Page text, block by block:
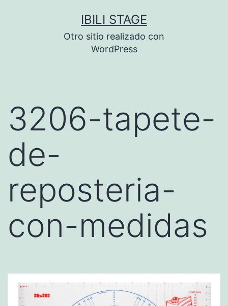
IBILI STAGE
Otro sitio realizado con
WordPress
3206-tapete-
de-
reposteria-
con-medidas